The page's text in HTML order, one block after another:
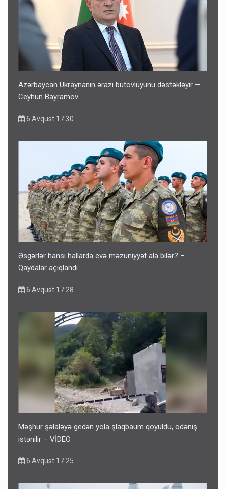
Azərbaycan Ukraynanın ərazi bütövlüyünü dəstəkləyir —
Ceyhun Bayramov
6 Avqust 17:30
Əsgərlər hansı hallarda evə məzuniyyət ala bilər? –
Qaydalar açıqlandı
6 Avqust 17:28
Məşhur şəlaləyə gedən yola şlaqbaum qoyuldu, ödəniş
istənilir – VİDEO
6 Avqust 17:25